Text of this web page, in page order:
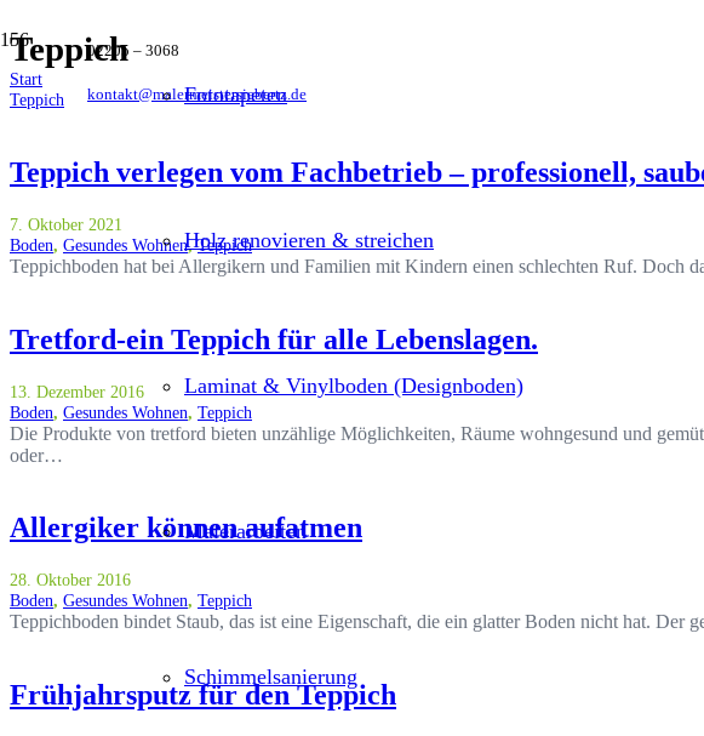
02205 – 3068
kontakt@malermeistersiebertz.de
Fototapeten
Holz renovieren & streichen
Laminat & Vinylboden (Designboden)
Malerarbeiten
Schimmelsanierung
Teppich
Start
Teppich
Teppich verlegen vom Fachbetrieb – professionell,
7. Oktober 2021
Boden, Gesundes Wohnen,Teppich
Teppichboden hat bei Allergikern und Familien mit Kindern einen schlechten Ruf. Doch
Tretford-ein Teppich für alle Lebenslagen.
13. Dezember 2016
Boden, Gesundes Wohnen, Teppich
Die Produkte von tretford bieten unzählige Möglichkeiten, Räume wohngesund und
oder…
Allergiker können aufatmen
28. Oktober 2016
Boden, Gesundes Wohnen, Teppich
Teppichboden bindet Staub, das ist eine Eigenschaft, die ein glatter Boden nicht hat.
Frühjahrsputz für den Teppich